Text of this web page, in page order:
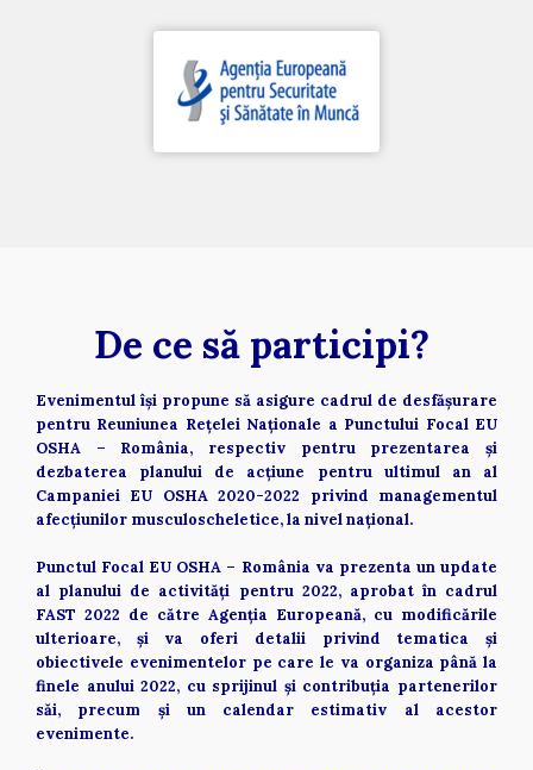
De ce să participi?
Evenimentul își propune să asigure cadrul de desfășurare
pentru Reuniunea Rețelei Naționale a Punctului Focal EU
OSHA – România, respectiv pentru prezentarea și
dezbaterea planului de acțiune pentru ultimul an al
Campaniei EU OSHA 2020-2022 privind managementul
afecțiunilor musculoscheletice, la nivel național.
Punctul Focal EU OSHA – România va prezenta un update
al planului de activități pentru 2022, aprobat în cadrul
FAST 2022 de către Agenția Europeană, cu modificările
ulterioare, și va oferi detalii privind tematica și
obiectivele evenimentelor pe care le va organiza până la
finele anului 2022, cu sprijinul și contribuția partenerilor
săi, precum și un calendar estimativ al acestor
evenimente.